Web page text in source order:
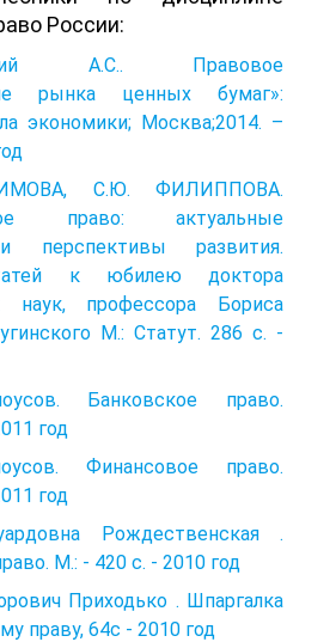
России:
А.С.. Правовое
рынка ценных бумаг»:
экономики; Москва;2014. –
С.Ю. ФИЛИППОВА.
право: актуальные
перспективы развития.
к юбилею доктора
наук, профессора Бориса
М.: Статут. 286 с. -
Банковское право.
год
Финансовое право.
год
Рождественская .
М.: - 420 с. - 2010 год
Приходько . Шпаргалка
праву, 64c - 2010 год